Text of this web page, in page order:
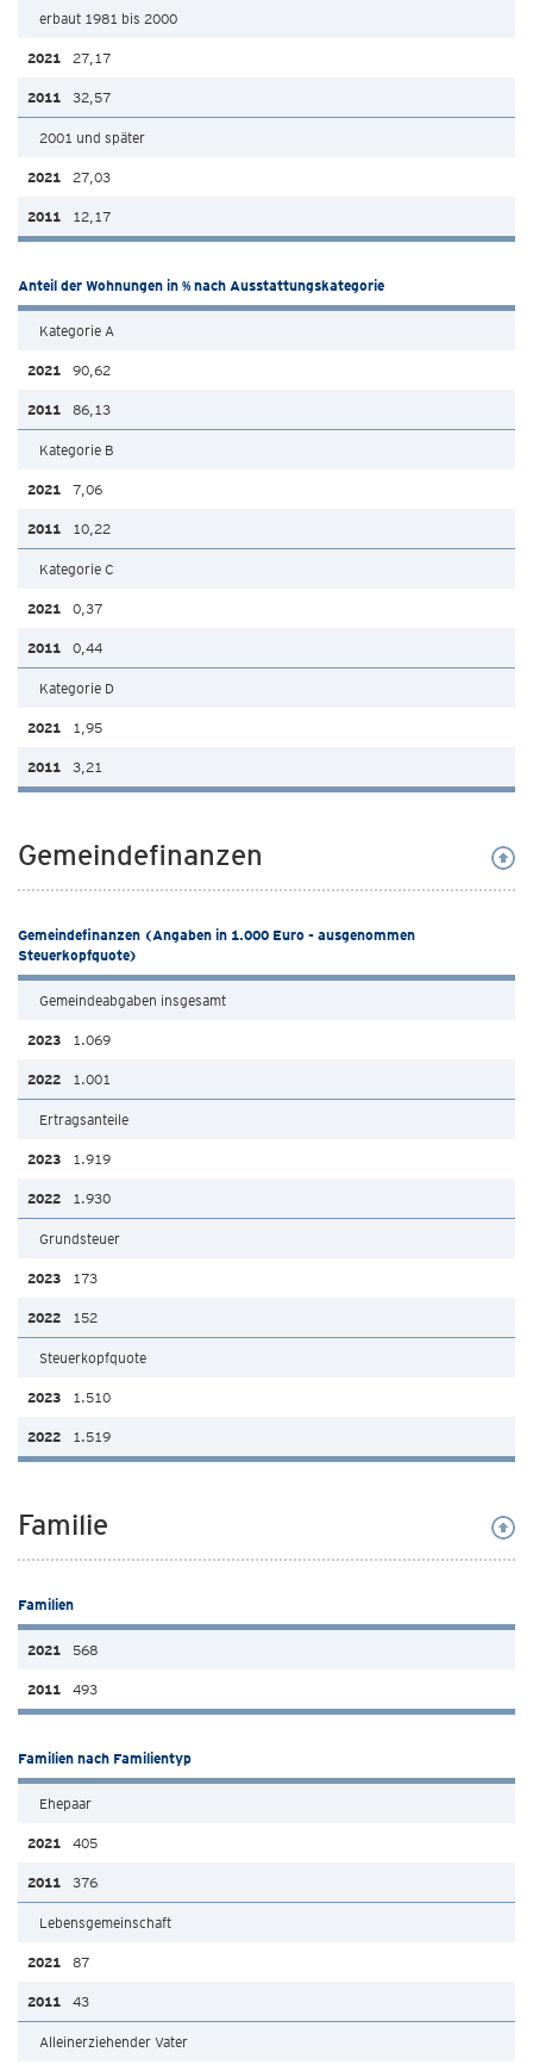
erbaut 1981 bis 2000
27,17
32,57
2001 und später
27,03
12,17
Anteil der Wohnungen in % nach Ausstattungskategorie
Kategorie A
90,62
86,13
Kategorie B
7,06
10,22
Kategorie C
0,37
0,44
Kategorie D
1,95
3,21
Gemeindefinanzen
Gemeindefinanzen (Angaben in 1.000 Euro - ausgenommen
Steuerkopfquote)
Gemeindeabgaben insgesamt
1.069
1.001
Ertragsanteile
1.919
1.930
Grundsteuer
173
152
Steuerkopfquote
1.510
1.519
Familie
Familien
568
493
Familien nach Familientyp
Ehepaar
405
376
Lebensgemeinschaft
87
43
Alleinerziehender Vater